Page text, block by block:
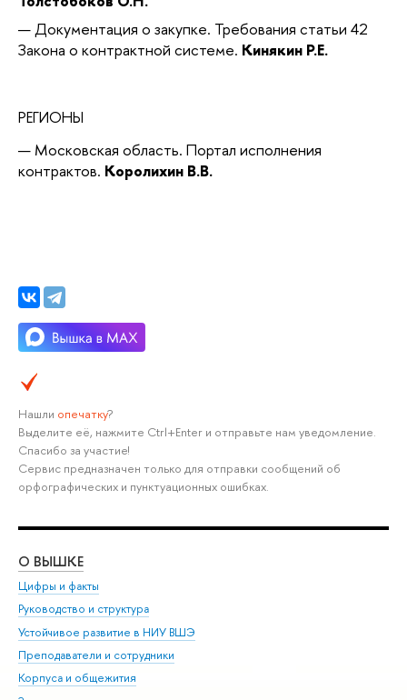
Документация о закупке. Требования статьи 42
Закона о контрактной системе. Кинякин Р.Е.
РЕГИОНЫ
Московская область. Портал исполнения
контрактов. Королихин В.В.
Нашли опечатку?
Выделите её, нажмите Ctrl+Enter и отправьте нам уведомление.
Спасибо за участие!
Сервис предназначен только для отправки сообщений об
орфографических и пунктуационных ошибках.
О ВЫШКЕ
Цифры и факты
Руководство и структура
Устойчивое развитие в НИУ ВШЭ
Преподаватели и сотрудники
Корпуса и общежития